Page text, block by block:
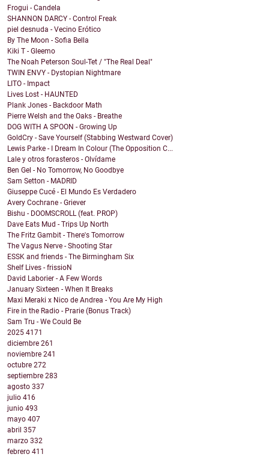
Frogui - Candela
SHANNON DARCY - Control Freak
piel desnuda - Vecino Erótico
By The Moon - Sofia Bella
Kiki T - Gleemo
The Noah Peterson Soul-Tet / "The Real Deal"
TWIN ENVY - Dystopian Nightmare
LITO - Impact
Lives Lost - HAUNTED
Plank Jones - Backdoor Math
Pierre Welsh and the Oaks - Breathe
DOG WITH A SPOON - Growing Up
GoldCry - Save Yourself (Stabbing Westward Cover)
Lewis Parke - I Dream In Colour (The Opposition C...
Lale y otros forasteros - Olvídame
Ben Gel - No Tomorrow, No Goodbye
Sam Setton - MADRID
Giuseppe Cucé - El Mundo Es Verdadero
Avery Cochrane - Griever
Bishu - DOOMSCROLL (feat. PROP)
Dave Eats Mud - Trips Up North
The Fritz Gambit - There's Tomorrow
The Vagus Nerve - Shooting Star
ESSK and friends - The Birmingham Six
Shelf Lives - frissioN
David Laborier - A Few Words
January Sixteen - When It Breaks
Maxi Meraki x Nico de Andrea - You Are My High
Fire in the Radio - Prarie (Bonus Track)
Sam Tru - We Could Be
2025 4171
diciembre 261
noviembre 241
octubre 272
septiembre 283
agosto 337
julio 416
junio 493
mayo 407
abril 357
marzo 332
febrero 411